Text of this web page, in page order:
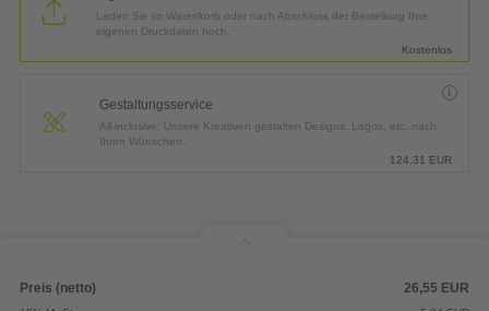
Laden Sie im Warenkorb oder nach Abschluss der Bestellung Ihre
eigenen Druckdaten hoch.
Kostenlos
Gestaltungsservice
All-inclusive: Unsere Kreativen gestalten Designs, Logos, etc. nach
Ihren Wünschen.
124,31 EUR
Preis (netto) 26,55 EUR